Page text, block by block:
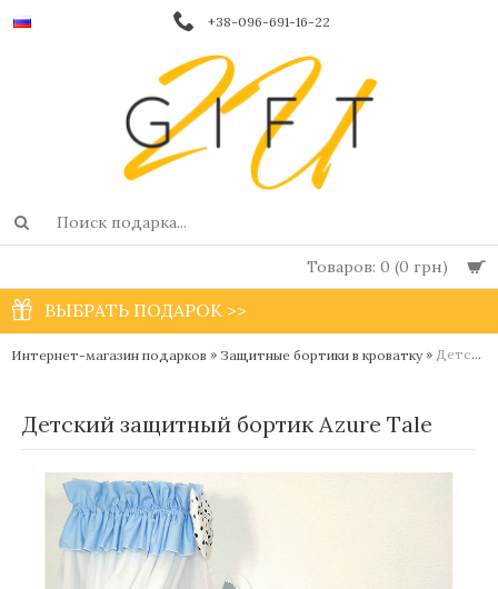
+38-096-691-16-22
Товаров: 0 (0 грн)
ВЫБРАТЬ ПОДАРОК >>
Интернет-магазин подарков » Защитные бортики в кроватку» Детский защитный бортик Azure Tale
Детский защитный бортик Azure Tale